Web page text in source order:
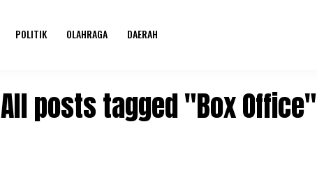
POLITIK OLAHRAGA DAERAH
All posts tagged "Box Office"